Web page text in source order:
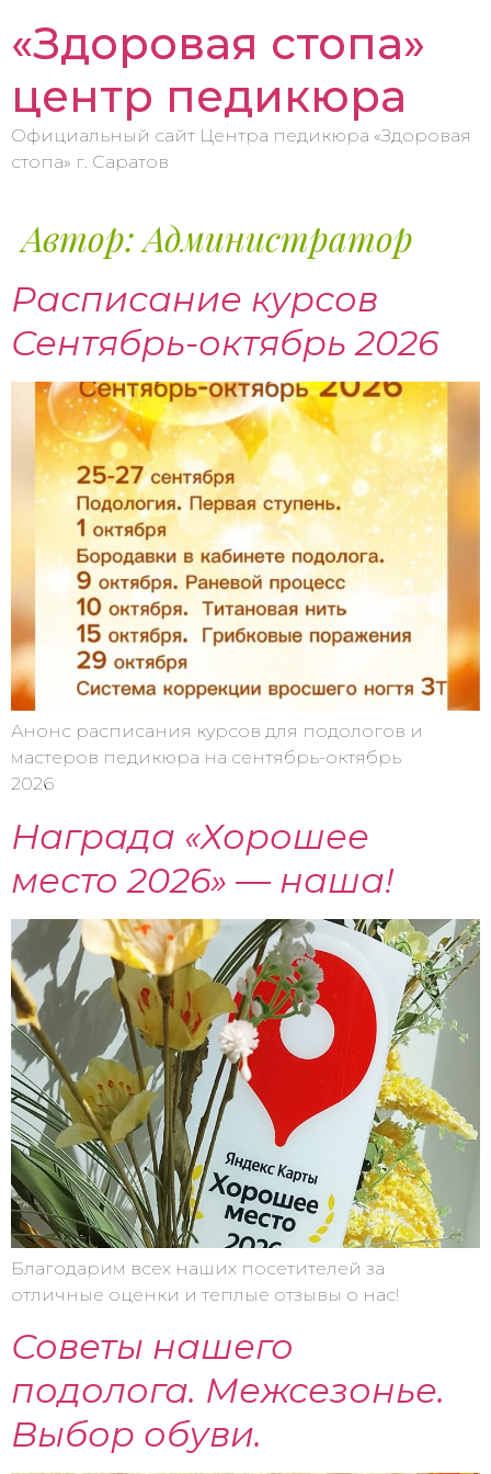
«Здоровая стопа»
центр педикюра
Официальный сайт Центра педикюра «Здоровая
стопа» г. Саратов
Автор:Администратор
Расписание курсов
Сентябрь-октябрь 2026
Анонс расписания курсов для подологов и
мастеров педикюра на сентябрь-октябрь
2026
Награда «Хорошее
место 2026» — наша!
Благодарим всех наших посетителей за
отличные оценки и теплые отзывы о нас!
Советы нашего
подолога. Межсезонье.
Выбор обуви.